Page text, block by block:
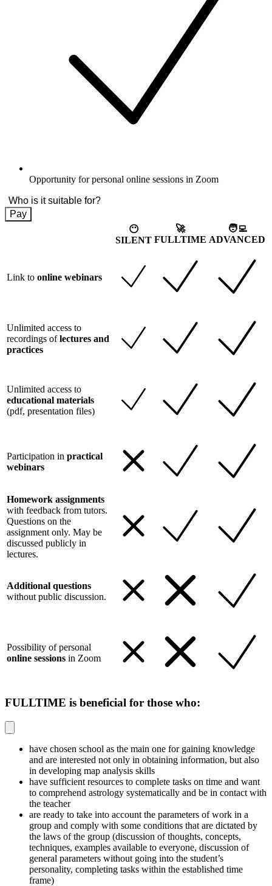
Opportunity for personal online sessions in Zoom
Who is it suitable for?
Pay
😶
SILENT
🚀
FULLTIME
🧑‍💻
ADVANCED
Link to online webinars
Unlimited access to
recordings oflectures and
practices
Unlimited access to
educational materials
(pdf, presentation files)
Participation in practical
webinars
Homework assignments
with feedback from tutors.
Questions on the
assignment only. May be
discussed publicly in
lectures.
Additional questions
without public discussion.
Possibility of personal
online sessions in Zoom
FULLTIME is beneficial for those who:
have chosen school as the main one for gaining knowledge
and are interested not only in obtaining information, but also
in developing map analysis skills
have sufficient resources to complete tasks on time and want
to comprehend astrology systematically and be in contact with
the teacher
are ready to take into account the parameters of work in a
group and comply with some conditions that are dictated by
the laws of the group (discussion of thoughts, concepts,
techniques, examples available to everyone, discussion of
general parameters without going into the student’s
personality, completing tasks within the established time
frame)